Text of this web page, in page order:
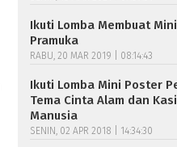
Ikuti Lomba Membuat
Pramuka
RABU, 20 MAR 2019 | 08:14:43
Ikuti Lomba Mini Poster
Tema Cinta Alam dan
Manusia
SENIN, 02 APR 2018 | 14:34:30